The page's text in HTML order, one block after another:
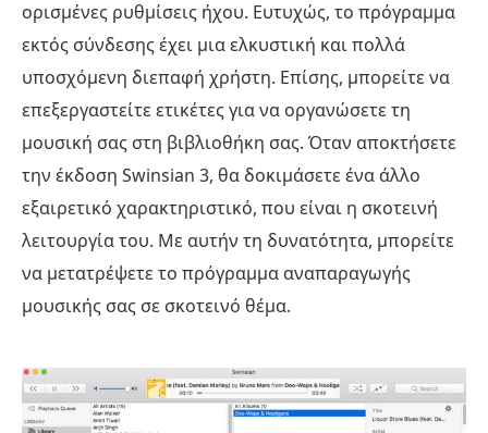
ορισμένες ρυθμίσεις ήχου. Ευτυχώς, το πρόγραμμα
εκτός σύνδεσης έχει μια ελκυστική και πολλά
υποσχόμενη διεπαφή χρήστη. Επίσης, μπορείτε να
επεξεργαστείτε ετικέτες για να οργανώσετε τη
μουσική σας στη βιβλιοθήκη σας. Όταν αποκτήσετε
την έκδοση Swinsian 3, θα δοκιμάσετε ένα άλλο
εξαιρετικό χαρακτηριστικό, που είναι η σκοτεινή
λειτουργία του. Με αυτήν τη δυνατότητα, μπορείτε
να μετατρέψετε το πρόγραμμα αναπαραγωγής
μουσικής σας σε σκοτεινό θέμα.